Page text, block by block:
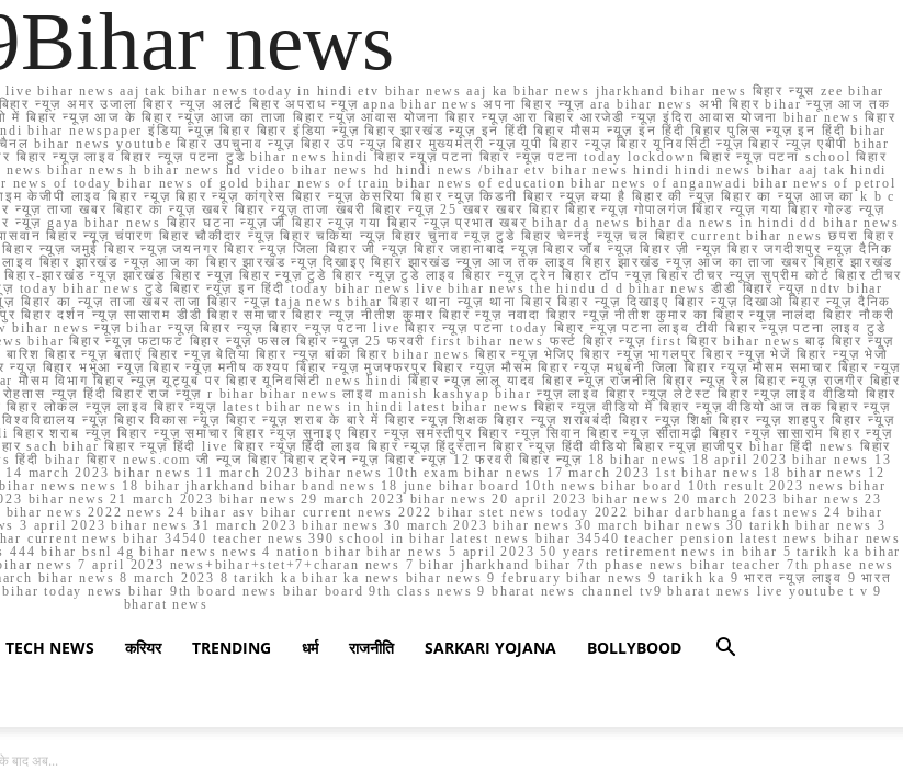
news
bihar news aaj tak bihar news today in hindi etv bihar news aaj ka bihar news jharkhand bihar news बिहार न्यूस zee bihar
न्यूज़ अमर उजाला बिहार न्यूज़ अलर्ट बिहार अपराध न्यूज़ apna bihar news अपना बिहार न्यूज़ ara bihar news अभी बिहार bihar न्यूज़ आज तक
न्यूज़ आज के बिहार न्यूज़ आज का ताजा बिहार न्यूज़ आवास योजना बिहार न्यूज़ आरा बिहार आरजेडी न्यूज़ इंदिरा आवास योजना bihar news बिहार
newspaper इंडिया न्यूज़ बिहार बिहार इंडिया न्यूज़ बिहार झारखंड न्यूज़ इन हिंदी बिहार मौसम न्यूज़ इन हिंदी बिहार पुलिस न्यूज़ इन हिंदी bihar
bihar news youtube बिहार उपचुनाव न्यूज़ बिहार उप न्यूज़ बिहार मुख्यमंत्री न्यूज़ यूपी बिहार न्यूज़ बिहार यूनिवर्सिटी न्यूज़ बिहार न्यूज़ एबीपी bihar
बिहार न्यूज़ लाइव बिहार न्यूज़ पटना टुडे bihar news hindi बिहार न्यूज़ पटना बिहार न्यूज़ पटना today lockdown बिहार न्यूज़ पटना school बिहार
news bihar news h bihar news hd video bihar news hd hindi news /bihar etv bihar news hindi hindi news bihar aaj tak hindi
news of today bihar news of gold bihar news of train bihar news of education bihar news of anganwadi bihar news of petrol
लाइव बिहार न्यूज़ बिहार न्यूज़ कांग्रेस बिहार न्यूज़ केसरिया बिहार न्यूज़ किडनी बिहार न्यूज़ क्या है बिहार की न्यूज़ बिहार का न्यूज़ आज का k b c
ताजा खबर बिहार का न्यूज़ खबर बिहार न्यूज़ ताजा खबरी बिहार न्यूज़ 25 खबर खबर बिहार बिहार न्यूज़ गोपालगंज बिहार न्यूज़ गया बिहार गोल्ड न्यूज़
न्यूज़ gaya bihar news बिहार घटना न्यूज़ जी बिहार न्यूज़ गया बिहार न्यूज़ प्रभात खबर bihar da news bihar da news in hindi dd bihar news
बिहार न्यूज़ चंपारण बिहार चौकीदार न्यूज़ बिहार चकिया न्यूज़ बिहार चुनाव न्यूज़ टुडे बिहार चेन्नई न्यूज़ चल बिहार current bihar news छपरा बिहार
न्यूज़ जमुई बिहार न्यूज़ जयनगर बिहार न्यूज़ जिला बिहार जी न्यूज़ बिहार जहानाबाद न्यूज़ बिहार जॉब न्यूज़ बिहार ज़ी न्यूज़ बिहार जगदीशपुर न्यूज़ दैनिक
बिहार झारखंड न्यूज़ आज का बिहार झारखंड न्यूज़ दिखाइए बिहार झारखंड न्यूज़ आज तक लाइव बिहार झारखंड न्यूज़ आज का ताजा खबर बिहार झारखंड
झारखंड न्यूज़ झारखंड बिहार न्यूज़ बिहार न्यूज़ टुडे बिहार न्यूज़ टुडे लाइव बिहार न्यूज़ ट्रेन बिहार टॉप न्यूज़ बिहार टीचर न्यूज़ सुप्रीम कोर्ट बिहार टीचर
today bihar news टुडे बिहार न्यूज़ इन हिंदी today bihar news live bihar news the hindu d d bihar news डीडी बिहार न्यूज़ ndtv bihar
का न्यूज़ ताजा खबर ताजा बिहार न्यूज़ taja news bihar बिहार थाना न्यूज़ थाना बिहार बिहार न्यूज़ दिखाइए बिहार न्यूज़ दिखाओ बिहार न्यूज़ दैनिक
दर्शन न्यूज़ सासाराम डीडी बिहार समाचार बिहार न्यूज़ नीतीश कुमार बिहार न्यूज़ नवादा बिहार न्यूज़ नीतीश कुमार का बिहार न्यूज़ नालंदा बिहार नौकरी
bihar news न्यूज़ bihar न्यूज़ बिहार न्यूज़ बिहार न्यूज़ पटना live बिहार न्यूज़ पटना today बिहार न्यूज़ पटना लाइव टीवी बिहार न्यूज़ पटना लाइव टुडे
bihar बिहार न्यूज़ फटाफट बिहार न्यूज़ फसल बिहार न्यूज़ 25 फरवरी first bihar news फर्स्ट बिहार न्यूज़ first बिहार bihar news बाढ़ बिहार न्यूज़
बिहार न्यूज़ बताएं बिहार न्यूज़ बेतिया बिहार न्यूज़ बांका बिहार bihar news बिहार न्यूज़ भेजिए बिहार न्यूज़ भागलपुर बिहार न्यूज़ भेजें बिहार न्यूज़ भेजो
न्यूज़ बिहार भभुआ न्यूज़ बिहार न्यूज़ मनीष कश्यप बिहार न्यूज़ मुजफ्फरपुर बिहार न्यूज़ मौसम बिहार न्यूज़ मधुबनी जिला बिहार न्यूज़ मौसम समाचार बिहार न्यूज़
विभाग बिहार न्यूज़ यूट्यूब पर बिहार यूनिवर्सिटी news hindi बिहार न्यूज़ लालू यादव बिहार न्यूज़ राजनीति बिहार न्यूज़ रेल बिहार न्यूज़ राजगीर बिहार
रोहतास न्यूज़ हिंदी बिहार राज न्यूज़ r bihar bihar news लाइव manish kashyap bihar न्यूज़ लाइव बिहार न्यूज़ लेटेस्ट बिहार न्यूज़ लाइव वीडियो बिहार
लोकल न्यूज़ लाइव बिहार न्यूज़ latest bihar news in hindi latest bihar news बिहार न्यूज़ वीडियो में बिहार न्यूज़ वीडियो आज तक बिहार न्यूज़
न्यूज़ बिहार विकास न्यूज़ बिहार न्यूज़ शराब के बारे में बिहार न्यूज़ शिक्षक बिहार न्यूज़ शराबबंदी बिहार न्यूज़ शिक्षा बिहार न्यूज़ शाहपुर बिहार न्यूज़
शराब न्यूज़ बिहार न्यूज़ समाचार बिहार न्यूज़ सुनाइए बिहार न्यूज़ समस्तीपुर बिहार न्यूज़ सिवान बिहार न्यूज़ सीतामढ़ी बिहार न्यूज़ सासाराम बिहार न्यूज़
bihar बिहार न्यूज़ हिंदी live बिहार न्यूज़ हिंदी लाइव बिहार न्यूज़ हिंदुस्तान बिहार न्यूज़ हिंदी वीडियो बिहार न्यूज़ हाजीपुर bihar हिंदी news बिहार
हिंदी bihar बिहार news.com जी न्यूज बिहार बिहार ट्रेन न्यूज़ बिहार न्यूज़ 12 फरवरी बिहार न्यूज़ 18 bihar news 18 april 2023 bihar news 13
march 2023 bihar news 11 march 2023 bihar news 10th exam bihar news 17 march 2023 1st bihar news 18 bihar news 12
news news 18 bihar jharkhand bihar band news 18 june bihar board 10th news bihar board 10th result 2023 news bihar
2023 bihar news 21 march 2023 bihar news 29 march 2023 bihar news 20 april 2023 bihar news 20 march 2023 bihar news 23
news 2022 news 24 bihar asv bihar current news 2022 bihar stet news today 2022 bihar darbhanga fast news 24 bihar
3 april 2023 bihar news 31 march 2023 bihar news 30 march 2023 bihar news 30 march bihar news 30 tarikh bihar news 3
current news bihar 34540 teacher news 390 school in bihar latest news bihar 34540 teacher pension latest news bihar news
bihar bsnl 4g bihar news news 4 nation bihar bihar news 5 april 2023 50 years retirement news in bihar 5 tarikh ka bihar
news 7 april 2023 news+bihar+stet+7+charan news 7 bihar jharkhand bihar 7th phase news bihar teacher 7th phase news
bihar news 8 march 2023 8 tarikh ka bihar ka news bihar news 9 february bihar news 9 tarikh ka 9 भारत न्यूज़ लाइव 9 भारत
today news bihar 9th board news bihar board 9th class news 9 bharat news channel tv9 bharat news live youtube t v 9
bharat news
TECH NEWS करियर TRENDING धर्म राजनीति SARKARI YOJANA BOLLYBOOD
के बाद अब...